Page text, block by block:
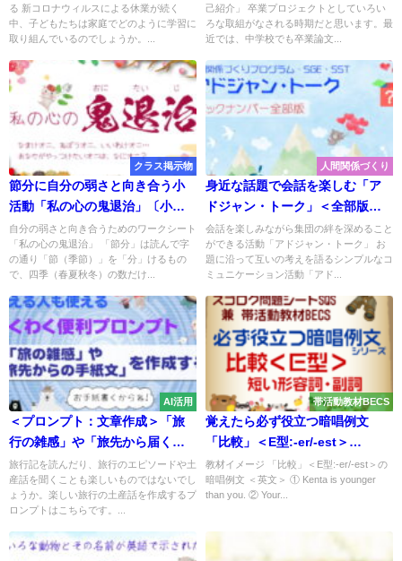
る 新コロナウィルスによる休業が続く
中、子どもたちは家庭でどのように学習に
取り組んでいるのでしょうか。...
己紹介」 卒業プロジェクトとしていろい
ろな取組がなされる時期だと思います。最
近では、中学校でも卒業論文...
クラス掲示物
節分に自分の弱さと向き合う小
活動「私の心の鬼退治」〔小学
生／中学生〕
自分の弱さと向き合うためのワークシート
「私の心の鬼退治」 「節分」は読んで字
の通り「節（季節）」を「分」けるもの
で、四季（春夏秋冬）の数だけ...
人間関係づくり
身近な話題で会話を楽しむ「ア
ドジャン・トーク」＜全部版・
保存版＞
会話を楽しみながら集団の絆を深めること
ができる活動「アドジャン・トーク」 お
題に沿って互いの考えを語るシンプルなコ
ミュニケーション活動「アド...
AI活用
＜プロンプト：文章作成＞「旅
行の雑感」や「旅先から届く手
紙」を作成する
旅行記を読んだり、旅行のエピソードや土
産話を聞くことも楽しいものではないでし
ょうか。楽しい旅行の土産話を作成するプ
ロンプトはこちらです。...
帯活動教材BECS
覚えたら必ず役立つ暗唱例文
「比較」＜E型:-er/-est＞
〔BECS/SQS〕
教材イメージ 「比較」＜E型:-er/-est＞の
暗唱例文 ＜英文＞ ① Kenta is younger
than you. ② Your...